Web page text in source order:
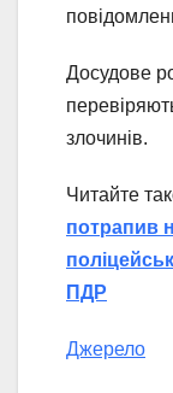
Досудове
злочинів.
Читайте
потрапив
ПДР
Джерело